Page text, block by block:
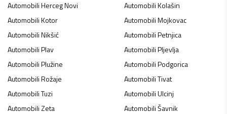
AutomobiliHerceg Novi AutomobiliKolašin
AutomobiliKotor AutomobiliMojkovac
AutomobiliNikšić AutomobiliPetnjica
AutomobiliPlav AutomobiliPljevlja
AutomobiliPlužine AutomobiliPodgorica
AutomobiliRožaje AutomobiliTivat
AutomobiliTuzi AutomobiliUlcinj
AutomobiliZeta AutomobiliŠavnik